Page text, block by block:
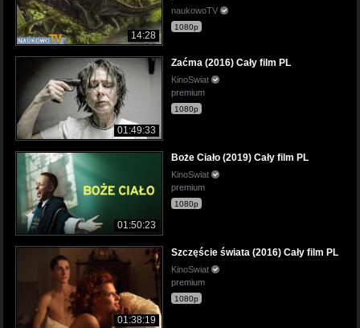
14:28
naukowoTV
1080p
01:49:33
Zaćma (2016) Cały film PL
KinoSwiat
premium
1080p
01:50:23
Boże Ciało (2019) Cały film PL
KinoSwiat
premium
1080p
01:38:19
Szczęście świata (2016) Cały film PL
KinoSwiat
premium
1080p